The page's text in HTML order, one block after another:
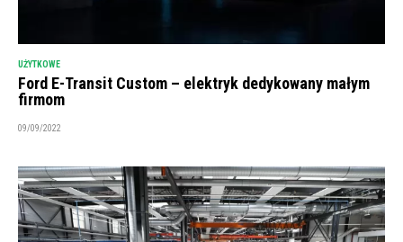
UŻYTKOWE
Ford E-Transit Custom – elektryk dedykowany małym
firmom
09/09/2022